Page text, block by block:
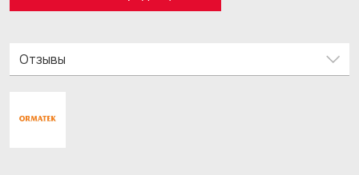
Отзывы